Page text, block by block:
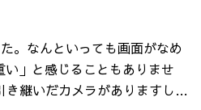
。なんといっても画面がなめ
」と感じることもありませ
き継いだカメラがありますし…